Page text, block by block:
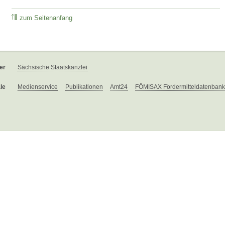
zum Seitenanfang
Sächsische Staatskanzlei
Medienservice Publikationen Amt24 FÖMISAX Fördermitteldatenbank